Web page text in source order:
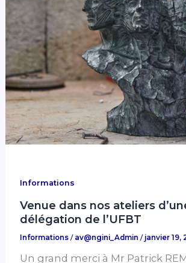
Informations
Venue dans nos ateliers
délégation de l’UFBT
Informations / av@ngini_Admin/ janvier 19,
Un grand merci à Mr Patrick